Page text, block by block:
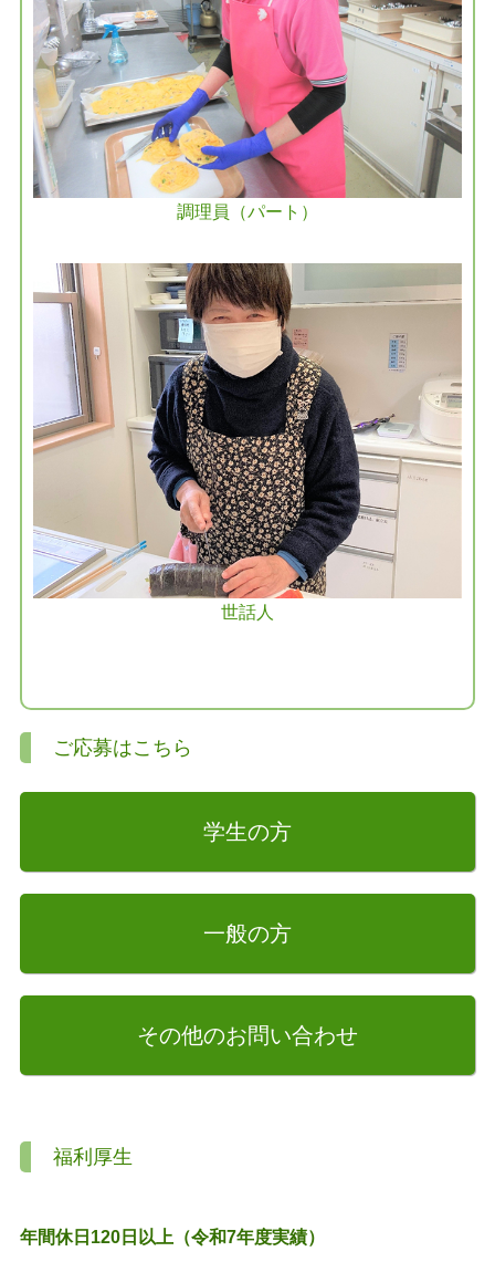
調理員（パート）
世話人
ご応募はこちら
学生の方
一般の方
その他のお問い合わせ
福利厚生
年間休日120日以上（令和7年度実績）